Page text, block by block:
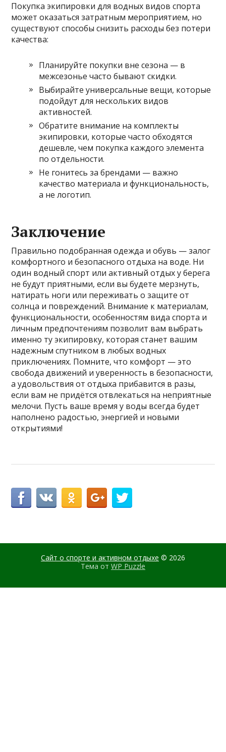
Покупка экипировки для водных видов спорта
может оказаться затратным мероприятием, но
существуют способы снизить расходы без потери
качества:
Планируйте покупки вне сезона — в
межсезонье часто бывают скидки.
Выбирайте универсальные вещи, которые
подойдут для нескольких видов
активностей.
Обратите внимание на комплекты
экипировки, которые часто обходятся
дешевле, чем покупка каждого элемента
по отдельности.
Не гонитесь за брендами — важно
качество материала и функциональность,
а не логотип.
Заключение
Правильно подобранная одежда и обувь — залог
комфортного и безопасного отдыха на воде. Ни
один водный спорт или активный отдых у берега
не будут приятными, если вы будете мерзнуть,
натирать ноги или переживать о защите от
солнца и повреждений. Внимание к материалам,
функциональности, особенностям вида спорта и
личным предпочтениям позволит вам выбрать
именно ту экипировку, которая станет вашим
надежным спутником в любых водных
приключениях. Помните, что комфорт — это
свобода движений и уверенность в безопасности,
а удовольствия от отдыха прибавится в разы,
если вам не придётся отвлекаться на неприятные
мелочи. Пусть ваше время у воды всегда будет
наполнено радостью, энергией и новыми
открытиями!
Сайт о спорте и активном отдыхе © 2026
Тема от WP Puzzle